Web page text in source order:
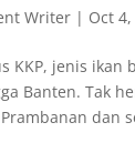
Writer | Oct
KKP, jenis ikan
Banten. Tak
dan